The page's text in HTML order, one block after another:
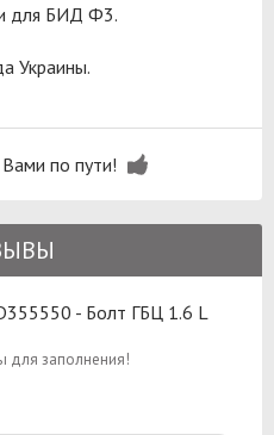
для БИД Ф3.
Украины.
по пути!
- Болт ГБЦ 1.6 L
для заполнения!